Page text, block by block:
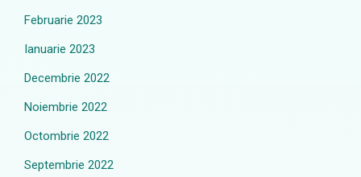
Februarie 2023
Ianuarie 2023
Decembrie 2022
Noiembrie 2022
Octombrie 2022
Septembrie 2022